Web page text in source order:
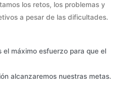
los retos, los problemas y
a pesar de las dificultades.
el máximo esfuerzo para que el
alcanzaremos nuestras metas.